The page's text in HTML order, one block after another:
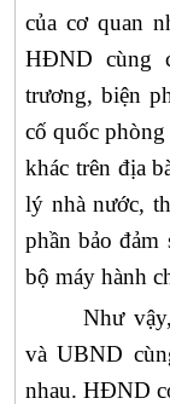
của cơ quan
HĐND cùng
trương, biện
cố quốc
khác trên địa
lý nhà nước,
phần bảo
bộ máy hành
Như
và UBND
nhau. HĐND